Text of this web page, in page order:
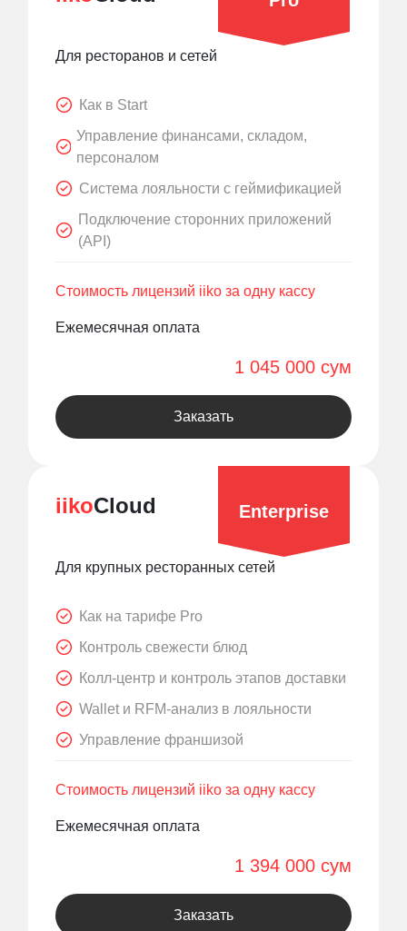
Для ресторанов и сетей
Как в Start
Управление финансами, складом,
персоналом
Система лояльности с геймификацией
Подключение сторонних приложений
(API)
Стоимость лицензий iiko за одну кассу
Ежемесячная оплата
1 045 000 сум
Заказать
iikoCloud
Для крупных ресторанных сетей
Как на тарифе Pro
Контроль свежести блюд
Колл-центр и контроль этапов доставки
Wallet и RFM-анализ в лояльности
Управление франшизой
Стоимость лицензий iiko за одну кассу
Ежемесячная оплата
1 394 000 сум
Заказать
Enterprise